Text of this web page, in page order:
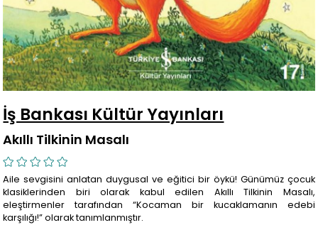
İş Bankası Kültür Yayınları
Akıllı Tilkinin Masalı
Aile sevgisini anlatan duygusal ve eğitici bir öykü! Günümüz çocuk
klasiklerinden biri olarak kabul edilen Akıllı Tilkinin Masalı,
eleştirmenler tarafından “Kocaman bir kucaklamanın edebi
karşılığı!” olarak tanımlanmıştır.